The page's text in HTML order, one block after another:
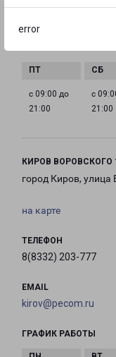
errorс 09:00 до
с 09:00 до
21:00
с
21:00
КИРОВ ВОРОВСКОГО
город Киров, улица
на карте
ТЕЛЕФОН
8(8332) 203-777
EMAIL
kirov@pecom.ru
ГРАФИК РАБОТЫ